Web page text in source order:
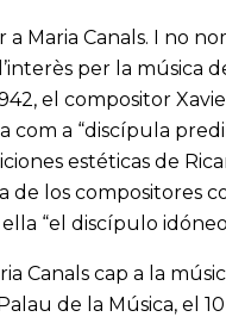
Maria Canals. I no
per la música
el compositor
com a “discípula
estéticas de
de los compositores
“el discípulo
Canals cap a la
de la Música, el